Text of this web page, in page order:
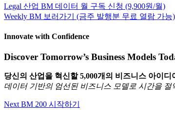
Legal 산업 BM 데이터 월 구독 신청 (9,900원/월)
Weekly BM 보러가기 (금주 발행분 무료 열람 가능)
Innovate with Confidence
Discover Tomorrow’s Business Models
당신의 산업을 혁신할 5,000개의 비즈니스 아이디
데이터 기반의 엄선된 비즈니스 모델로 시간을
Next BM 200 시작하기